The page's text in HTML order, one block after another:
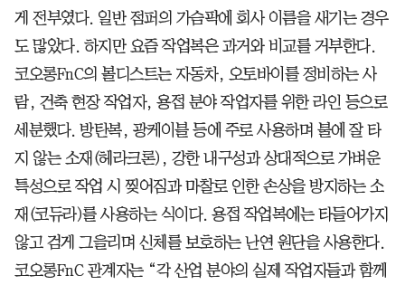
게 전부였다. 일반 점퍼의 가슴팍에 회사 이름을 새기는 경우
도 많았다. 하지만 요즘 작업복은 과거와 비교를 거부한다.
코오롱FnC의 볼디스트는 자동차, 오토바이를 정비하는 사
람, 건축 현장 작업자, 용접 분야 작업자를 위한 라인 등으로
세분했다. 방탄복, 광케이블 등에 주로 사용하며 불에 잘 타
지 않는 소재(헤라크론), 강한 내구성과 상대적으로 가벼운
특성으로 작업 시 찢어짐과 마찰로 인한 손상을 방지하는 소
재(코듀라)를 사용하는 식이다. 용접 작업복에는 타들어가지
않고 검게 그을리며 신체를 보호하는 난연 원단을 사용한다.
코오롱FnC 관계자는 “각 산업 분야의 실제 작업자들과 함께